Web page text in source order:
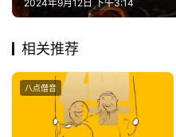
2024年9月12日 下午3:14
相关推荐
八点僧音